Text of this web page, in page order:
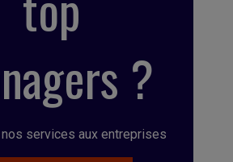
?
nos services aux entreprises